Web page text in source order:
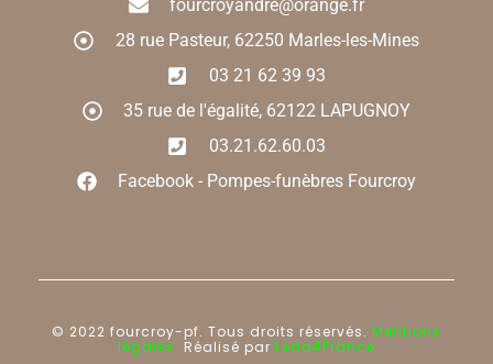
fourcroyandre@orange.fr
28 rue Pasteur, 62250 Marles-les-Mines
03 21 62 39 93
35 rue de l'égalité, 62122 LAPUGNOY
03.21.62.60.03
Facebook - Pompes-funèbres Fourcroy
© 2022 fourcroy-pf. Tous droits réservés. Mentions
légales. Réalisé par Lead4France